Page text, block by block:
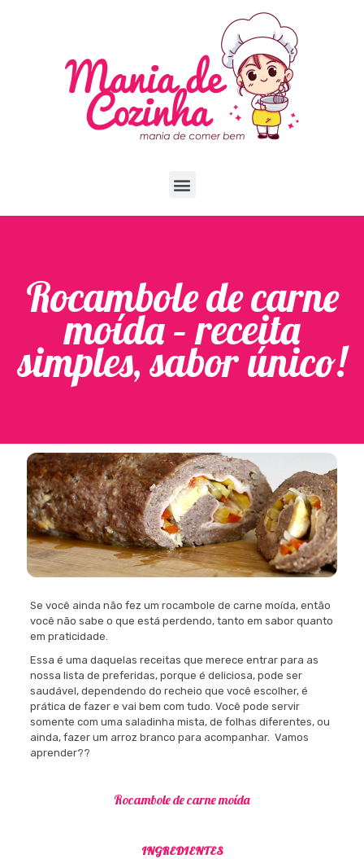
Rocambole de carne
moída – receita
simples, sabor único!
Se você ainda não fez um rocambole de carne moída, então
você não sabe o que está perdendo, tanto em sabor quanto
em praticidade.
Essa é uma daquelas receitas que merece entrar para as
nossa lista de preferidas, porque é deliciosa, pode ser
saudável, dependendo do recheio que você escolher, é
prática de fazer e vai bem com tudo. Você pode servir
somente com uma saladinha mista, de folhas diferentes, ou
ainda, fazer um arroz branco para acompanhar. Vamos
aprender??
Rocambole de carne moída
INGREDIENTES